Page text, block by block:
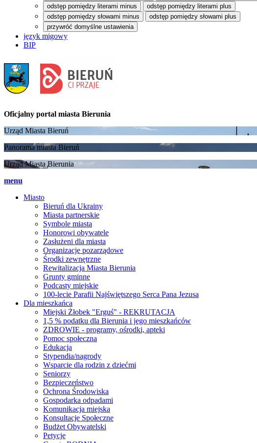
odstęp pomiędzy literami minus
odstęp pomiędzy literami plus
odstęp pomiędzy słowami minus
odstęp pomiędzy słowami plus
przywróć domyślne ustawienia
język migowy
BIP
Oficjalny portal miasta Bierunia
Urząd Miasta Bieruń
Panorama miasta Bieruń
Urząd Miasta Bierunia
menu
Miasto
Bieruń dla Ukrainy
Miasta partnerskie
Symbole miasta
Honorowi obywatele
Zasłużeni dla miasta
Organizacje pozarządowe
Środki zewnętrzne
Rewitalizacja Miasta Bierunia
Grunty gminne
Podcasty miejskie
100-lecie Parafii Najświętszego Serca Pana Jezusa
Dla mieszkańca
Miejski Żłobek "Erguś" - REKRUTACJA
1,5 % podatku dla Bierunia i jego mieszkańców
ZDROWIE - programy, ośrodki, apteki
Pomoc społeczna
Edukacja
Stypendia/nagrody
Wsparcie dla rodzin z dziećmi
Seniorzy
Bezpieczeństwo
Ochrona Środowiska
Gospodarka odpadami
Komunikacja miejska
Konsultacje Społeczne
Budżet Obywatelski
Petycje